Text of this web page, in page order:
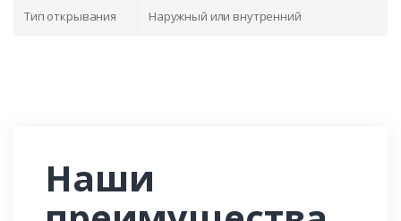
Тип открывания Наружный или внутренний
Наши